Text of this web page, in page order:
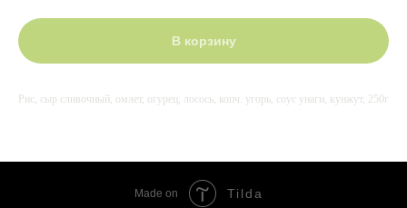
В корзину
Рис, сыр сливочный, омлет, огурец, лосось, копч. угорь, соус унаги, кунжут, 250г
Made on Tilda